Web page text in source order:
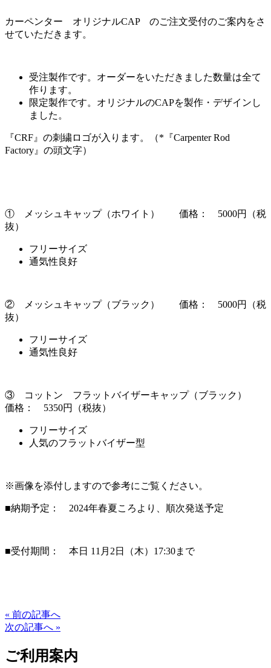
カーペンター オリジナルCAP のご注文受付のご案内をさ
せていただきます。
受注製作です。オーダーをいただきました数量は全て
作ります。
限定製作です。オリジナルのCAPを製作・デザインし
ました。
『CRF』の刺繍ロゴが入ります。（*『Carpenter Rod
Factory』の頭文字）
① メッシュキャップ（ホワイト） 価格： 5000円（税
抜）
フリーサイズ
通気性良好
② メッシュキャップ（ブラック） 価格： 5000円（税
抜）
フリーサイズ
通気性良好
③ コットン フラットバイザーキャップ（ブラック）
価格： 5350円（税抜）
フリーサイズ
人気のフラットバイザー型
※画像を添付しますので参考にご覧ください。
■納期予定： 2024年春夏ころより、順次発送予定
■受付期間： 本日 11月2日（木）17:30まで
« 前の記事へ
次の記事へ »
ご利用案内